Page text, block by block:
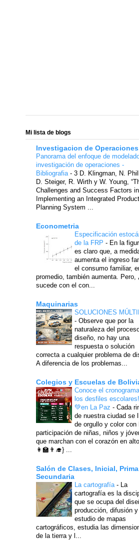
Mi lista de blogs
Investigacion de Operaciones
Panorama del enfoque de
investigación de operaciones -
Bibliografia - 3 D. Klingman, N.
D. Steiger, R. Wirth y W. Young,
Challenges and Success Factors in
Implementing an Integrated
Planning System ...
Econometria
Especificación
de la FRP - En la
es claro que, a
aumenta el ingreso
el consumo familiar,
promedio, también aumenta. Pero,
sucede con el con...
Maquinarias
SOLUCIONES
- Observe que por la
naturaleza del
diseño, no hay una
respuesta o solución
correcta a cualquier problema de
A diferencia de los problemas...
Colegios y Escuelas de
Conoce el
los desfiles
💚en La Paz - Cada
de nuestra ciudad se
de orgullo y color con
participación de niñas, niños y
que marchan con el corazón en
👩‍🏫👨‍🎓} ...
Salón de Clases, Inicial,
Secundaria
La cartografía -
La
cartografía es la
que se ocupa del
producción, difusión y
estudio de mapas
cartográficos, estudia las
de la tierra y l...